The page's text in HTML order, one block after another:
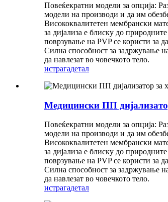
Повеќекратни модели за опција:
модели на производи и да им
Висококвалитетен мембрански
за дијализа е блиску до
поврзување на PVP се користи за
Силна способност за задржување
да навлезат во човечкото тело.
истрагадетал
Медицински ПП
Повеќекратни модели за опција:
модели на производи и да им
Висококвалитетен мембрански
за дијализа е блиску до
поврзување на PVP се користи за
Силна способност за задржување
да навлезат во човечкото тело.
истрагадетал